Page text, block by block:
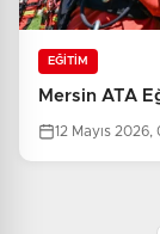
EĞİTİM
Mersin ATA
12 Mayıs 2026,